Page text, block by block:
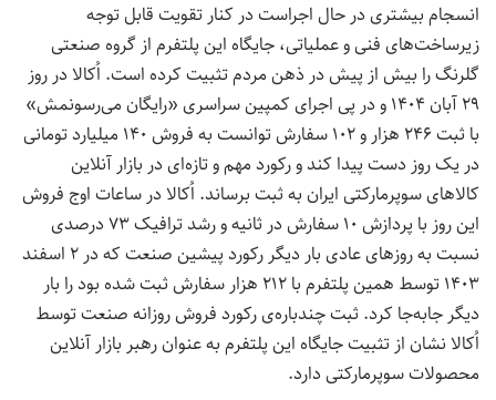
انسجام بیشتری در حال اجراست در کنار تقویت قابل توجه
زیرساخت‌های فنی و عملیاتی، جایگاه این پلتفرم از گروه صنعتی
گلرنگ را بیش از پیش در ذهن مردم تثبیت کرده است. اُکالا در روز
۲۹ آبان ۱۴۰۴ و در پی اجرای کمپین سراسری «رایگان می‌رسونمش»
با ثبت ۲۴۶ هزار و ۱۰۲ سفارش توانست به فروش ۱۴۰ میلیارد تومانی
در یک روز دست پیدا کند و رکورد مهم و تازه‌ای در بازار آنلاین
کالاهای سوپرمارکتی ایران به ثبت برساند. اُکالا در ساعات اوج فروش
این روز با پردازش ۱۰ سفارش در ثانیه و رشد ترافیک ۷۳ درصدی
نسبت به روزهای عادی
بار دیگر رکورد پیشین صنعت که در ۲ اسفند
۱۴۰۳ توسط همین پلتفرم با ۲۱۲ هزار سفارش ثبت شده بود را بار
دیگر جابه‌جا کرد. ثبت چندباره‌ی رکورد فروش روزانه صنعت توسط
اُکالا نشان از تثبیت جایگاه این پلتفرم به عنوان رهبر بازار آنلاین
محصولات سوپرمارکتی دارد.